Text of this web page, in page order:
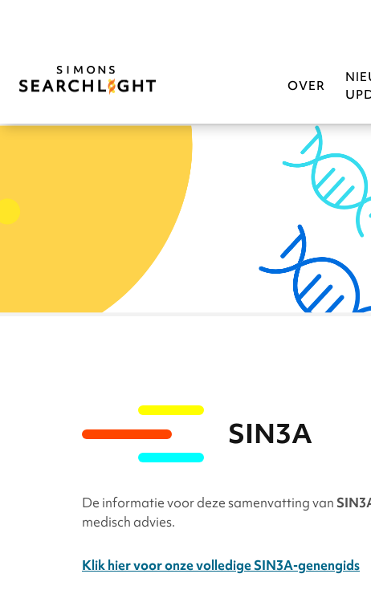
OVER
SIN3A
De informatie voor deze samenvatting van
medisch advies.
Klik hier voor onze volledige SIN3A-genengids